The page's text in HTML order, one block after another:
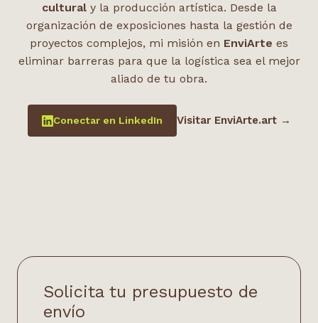
culturaly la producción artística. Desde la
organización de exposiciones hasta la gestión de
proyectos complejos, mi misión en EnviArte es
eliminar barreras para que la logística sea el mejor
aliado de tu obra.
Conectar en LinkedIn Visitar EnviArte.art →
Solicita tu presupuesto de
envío